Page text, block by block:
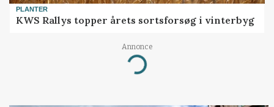
PLANTER
KWS Rallys topper årets sortsforsøg i vinterbyg
Annonce
Loading...